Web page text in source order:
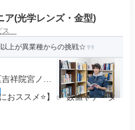
ア(光学レンズ・金型)
ス
上が異業種からの挑戦☆
祥院宮ノ西
おススメ⭐】 ✅ 数値やデータ